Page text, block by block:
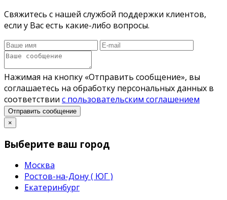
Свяжитесь с нашей службой поддержки клиентов,
если у Вас есть какие-либо вопросы.
Нажимая на кнопку «Отправить сообщение», вы
соглашаетесь на обработку персональных данных в
соответствии с пользовательским соглашением
Отправить сообщение
×
Выберите ваш город
Москва
Ростов-на-Дону ( ЮГ )
Екатеринбург